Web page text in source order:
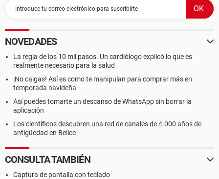
NOVEDADES
La regla de los 10 mil pasos. Un cardiólogo explicó lo que es
realmente necesario para la salud
¡No caigas! Así es como te manipulan para comprar más en
temporada navideña
Así puedes tomarte un descanso de WhatsApp sin borrar la
aplicación
Los científicos descubren una red de canales de 4.000 años de
antigüedad en Belice
CONSULTA TAMBIÉN
Captura de pantalla con teclado